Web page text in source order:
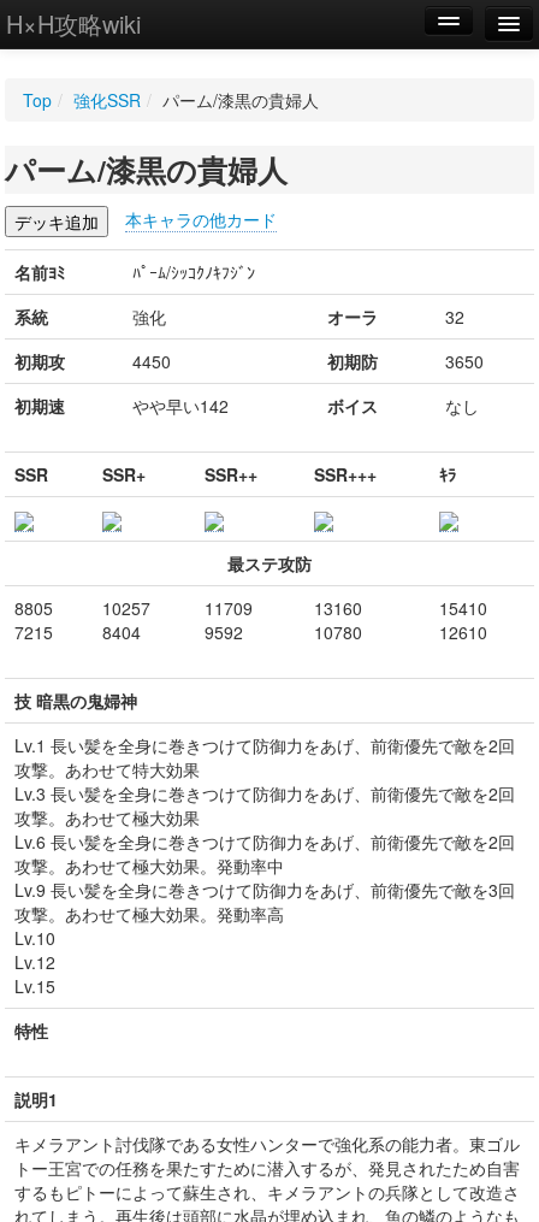
H×H攻略wiki
WIKI
設定
Top / 強化SSR / パーム/漆黒の貴婦人
パーム/漆黒の貴婦人
本キャラの他カード
名前ﾖﾐ
ﾊﾟｰﾑ/ｼｯｺｸﾉｷﾌｼﾞﾝ
系統
強化 オーラ
32
初期攻
4450 初期防
3650
初期速
やや早い142 ボイス なし
SSR SSR+ SSR++ SSR+++ ｷﾗ
最ステ攻防
8805
7215
10257
8404
11709
9592
13160
10780
15410
12610
技 暗黒の鬼婦神
Lv.1 長い髪を全身に巻きつけて防御力をあげ、前衛優先で敵を2回
攻撃。あわせて特大効果
Lv.3 長い髪を全身に巻きつけて防御力をあげ、前衛優先で敵を2回
攻撃。あわせて極大効果
Lv.6 長い髪を全身に巻きつけて防御力をあげ、前衛優先で敵を2回
攻撃。あわせて極大効果。発動率中
Lv.9 長い髪を全身に巻きつけて防御力をあげ、前衛優先で敵を3回
攻撃。あわせて極大効果。発動率高
Lv.10
Lv.12
Lv.15
特性
説明1
キメラアント討伐隊である女性ハンターで強化系の能力者。東ゴル
トー王宮での任務を果たすために潜入するが、発見されたため自害
するもピトーによって蘇生され、キメラアントの兵隊として改造さ
れてしまう。再生後は頭部に水晶が埋め込まれ、魚の鱗のようなも